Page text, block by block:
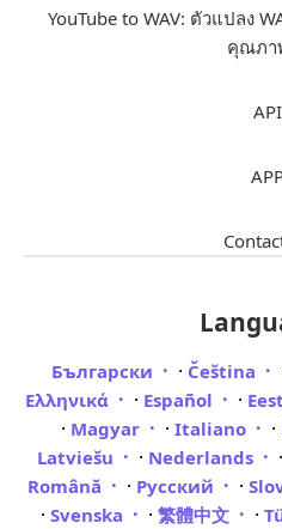
YouTube to WAV: ตัวแปลง
คุณภา
API
Български · Čeština
Ελληνικά · Español ·
· Magyar · Italiano ·
Latviešu · Nederlands ·
Română · Русский ·
· Svenska · 繁體中文 ·